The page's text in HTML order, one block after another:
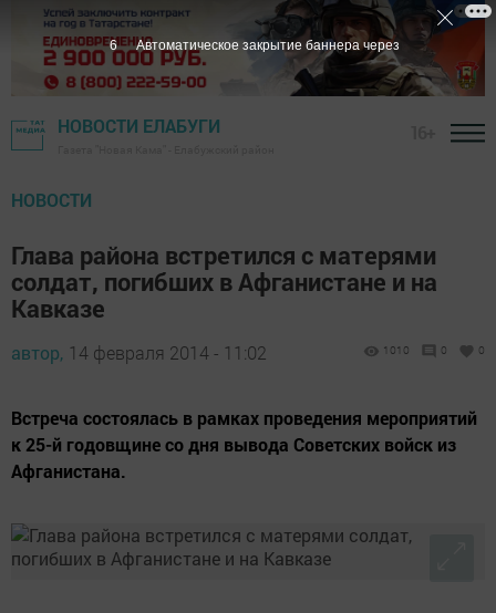
НОВОСТИ ЕЛАБУГИ
НОВОСТИ
Глава района встретился с матерями
солдат, погибших в Афганистане и на
Кавказе
автор, 14 февраля 2014 - 11:02 1010 0 0
Встреча состоялась в рамках проведения мероприятий
к 25-й годовщине со дня вывода Советских войск из
Афганистана.
5 Автоматическое закрытие баннера через